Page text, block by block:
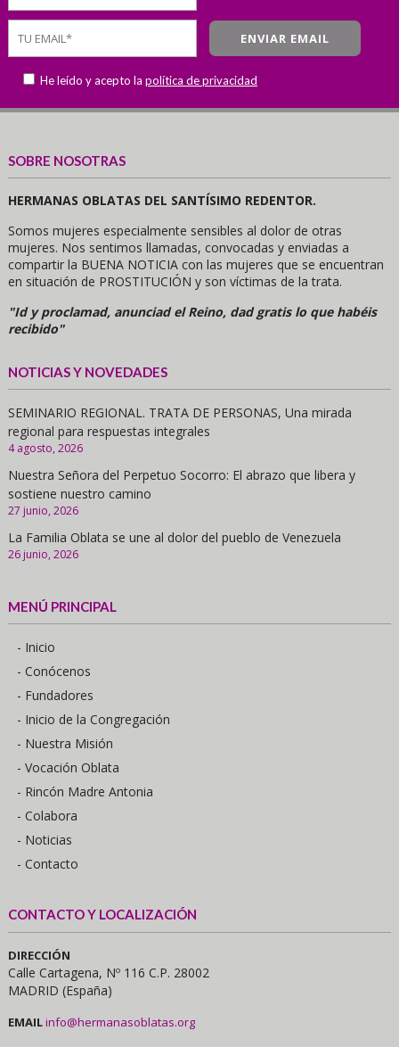
He leído y acepto la política de privacidad
SOBRE NOSOTRAS
HERMANAS OBLATAS DEL SANTÍSIMO REDENTOR.
Somos mujeres especialmente sensibles al dolor de otras
mujeres. Nos sentimos llamadas, convocadas y enviadas a
compartir la BUENA NOTICIA con las mujeres que se encuentran
en situación de PROSTITUCIÓN y son víctimas de la trata.
"Id y proclamad, anunciad el Reino, dad gratis lo que habéis
recibido"
NOTICIAS Y NOVEDADES
SEMINARIO REGIONAL. TRATA DE PERSONAS, Una mirada
regional para respuestas integrales
4 agosto, 2026
Nuestra Señora del Perpetuo Socorro: El abrazo que libera y
sostiene nuestro camino
27 junio, 2026
La Familia Oblata se une al dolor del pueblo de Venezuela
26 junio, 2026
MENÚ PRINCIPAL
- Inicio
- Conócenos
- Fundadores
- Inicio de la Congregación
- Nuestra Misión
- Vocación Oblata
- Rincón Madre Antonia
- Colabora
- Noticias
- Contacto
CONTACTO Y LOCALIZACIÓN
DIRECCIÓN
Calle Cartagena, Nº 116 C.P. 28002
MADRID (España)
EMAILinfo@hermanasoblatas.org